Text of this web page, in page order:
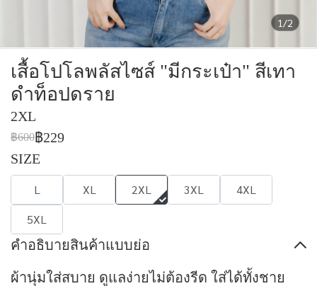
1/2
เสื้อโปโลพลัสไซส์ "มีกระเป๋า" สีเทา
ดำท็อปดราย
2XL
฿600฿229
SIZE
L XL 2XL 3XL
4XL
5XL
คำอธิบายสินค้าแบบย่อ
ผ้านุ่มใส่สบาย ดูแลง่ายไม่ต้องรีด ใส่ได้ทั้งชาย